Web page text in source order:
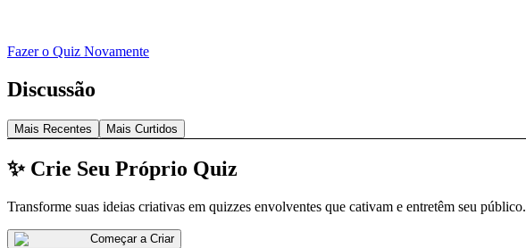
Fazer o Quiz Novamente
Discussão
Mais Recentes Mais Curtidos
✨ Crie Seu Próprio Quiz
Transforme suas ideias criativas em quizzes envolventes que cativam e entretêm seu público.
Começar a Criar